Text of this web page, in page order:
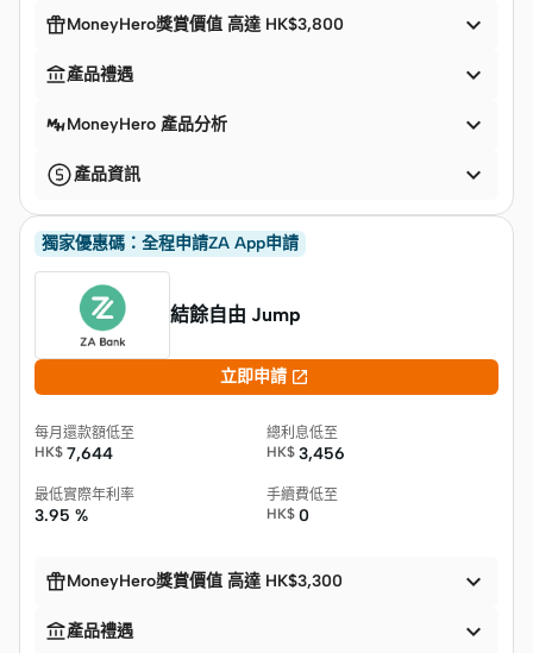
MoneyHero獎賞價值 高達 HK$3,800 
產品禮遇 
MoneyHero 產品分析 
產品資訊 
獨家優惠碼：全程申請ZA App申請
結餘自由 Jump
立即申請 
每月還款額低至
HK$ 7,644
總利息低至
HK$ 3,456
最低實際年利率
3.95 %
手續費低至
HK$ 0
MoneyHero獎賞價值 高達 HK$3,300 
產品禮遇 